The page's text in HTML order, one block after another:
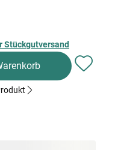
Stückgutversand